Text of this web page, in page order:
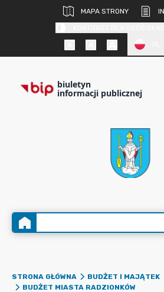
MAPA STRONY
biuletyn
informacji publicznej
STRONA GŁÓWNA
BUDŻET I MAJĄTEK
BUDŻET MIASTA RADZIONKÓW